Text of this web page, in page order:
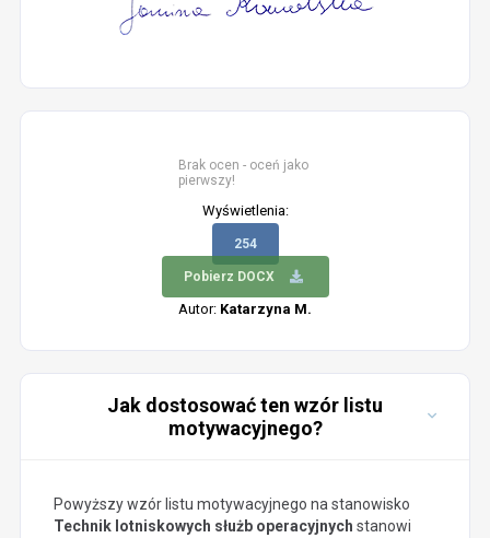
Brak ocen - oceń jako
pierwszy!
Wyświetlenia:
254
Pobierz DOCX
Autor: Katarzyna M.
Jak dostosować ten wzór listu
motywacyjnego?
Powyższy wzór listu motywacyjnego na stanowisko
Technik lotniskowych służb operacyjnych stanowi